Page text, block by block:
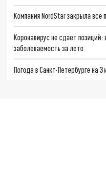
Компания NordStar закрыла все
Коронавирус не сдает позиций:
заболеваемость за лето
Погода в Санкт-Петербурге на